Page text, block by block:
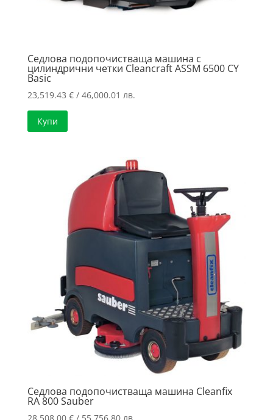
Седлова подопочистваща машина с
цилиндрични четки Cleancraft ASSM 6500 CY
Basic
23,519.43 €/ 46,000.01 лв.
Купи
Седлова подопочистваща машина Cleanfix
RA 800 Sauber